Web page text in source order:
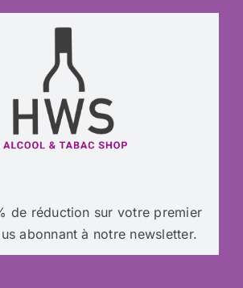
de réduction sur votre premier
abonnant à notre newsletter.